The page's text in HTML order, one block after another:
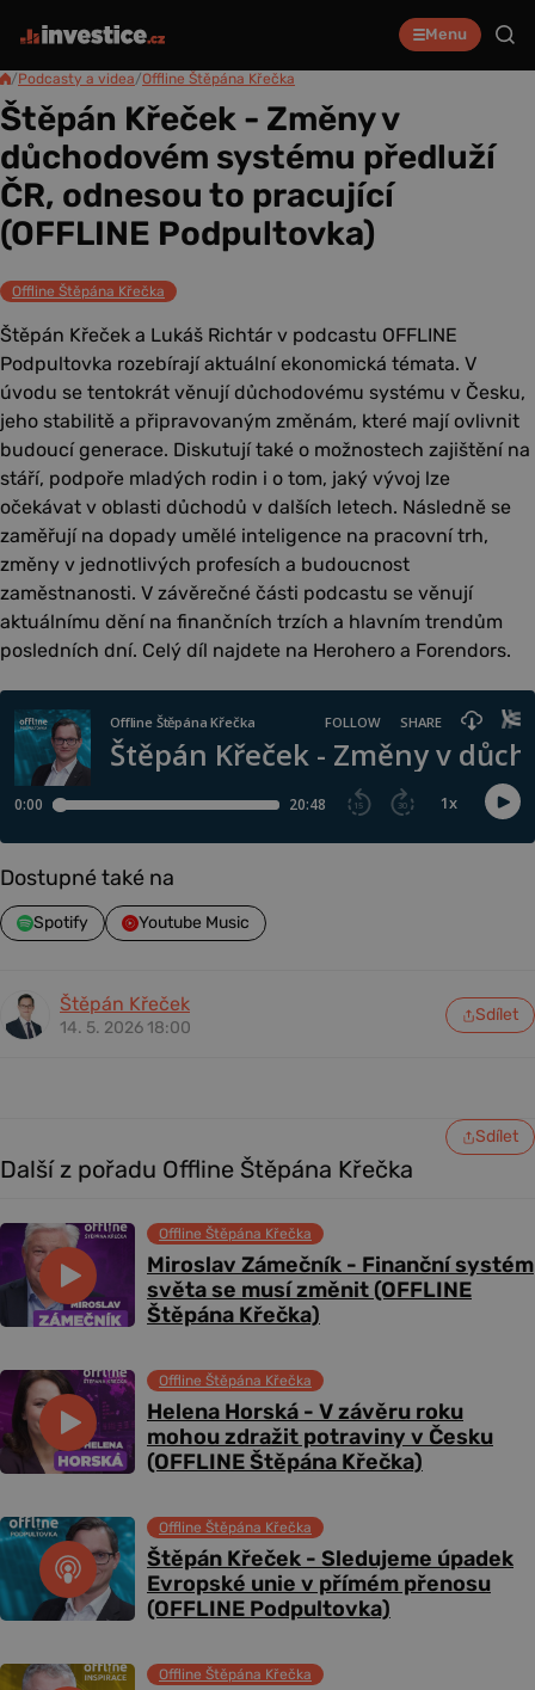
Menu
/Podcasty a videa/Offline Štěpána Křečka
Štěpán Křeček - Změny v
důchodovém systému předluží
ČR, odnesou to pracující
(OFFLINE Podpultovka)
Offline Štěpána Křečka
Štěpán Křeček a Lukáš Richtár v podcastu OFFLINE
Podpultovka rozebírají aktuální ekonomická témata. V
úvodu se tentokrát věnují důchodovému systému v Česku,
jeho stabilitě a připravovaným změnám, které mají ovlivnit
budoucí generace. Diskutují také o možnostech zajištění na
stáří, podpoře mladých rodin i o tom, jaký vývoj lze
očekávat v oblasti důchodů v dalších letech. Následně se
zaměřují na dopady umělé inteligence na pracovní trh,
změny v jednotlivých profesích a budoucnost
zaměstnanosti. V závěrečné části podcastu se věnují
aktuálnímu dění na finančních trzích a hlavním trendům
posledních dní. Celý díl najdete na Herohero a Forendors.
Dostupné také na
Spotify Youtube Music
Štěpán Křeček
14. 5. 2026 18:00
Sdílet
Sdílet
Další z pořadu Offline Štěpána Křečka
Miroslav Zámečník - Finanční systém
světa se musí změnit (OFFLINE
Štěpána Křečka)
Offline Štěpána Křečka
Helena Horská - V závěru roku
mohou zdražit potraviny v Česku
(OFFLINE Štěpána Křečka)
Offline Štěpána Křečka
Štěpán Křeček - Sledujeme úpadek
Evropské unie v přímém přenosu
(OFFLINE Podpultovka)
Offline Štěpána Křečka
Offline Štěpána Křečka